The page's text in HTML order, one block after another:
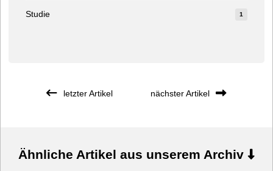
Studie 1
letzter Artikel nächster Artikel
Ähnliche Artikel aus unserem Archiv